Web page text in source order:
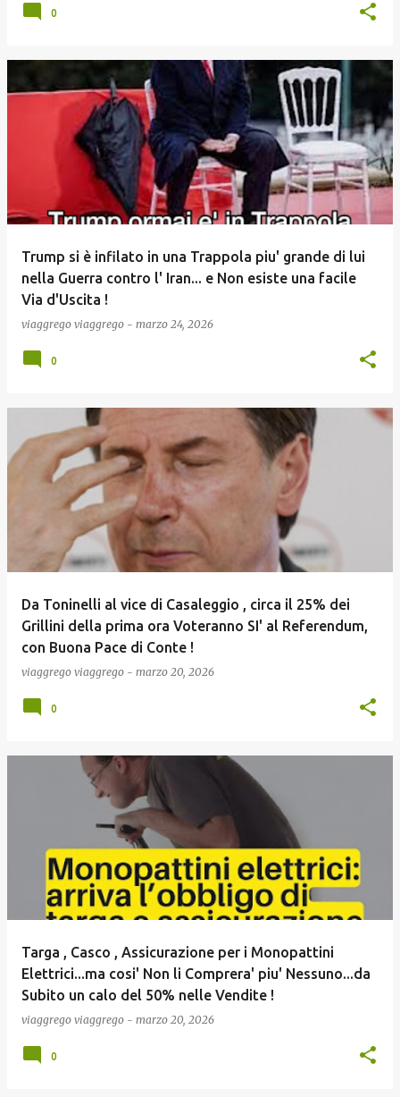
0
Trump si è infilato in una Trappola piu' grande di lui
nella Guerra contro l' Iran... e Non esiste una facile
Via d'Uscita !
viaggrego viaggrego - marzo 24, 2026
0
Da Toninelli al vice di Casaleggio , circa il 25% dei
Grillini della prima ora Voteranno SI' al Referendum,
con Buona Pace di Conte !
viaggrego viaggrego - marzo 20, 2026
0
Targa , Casco , Assicurazione per i Monopattini
Elettrici...ma cosi' Non li Comprera' piu' Nessuno...da
Subito un calo del 50% nelle Vendite !
viaggrego viaggrego - marzo 20, 2026
0